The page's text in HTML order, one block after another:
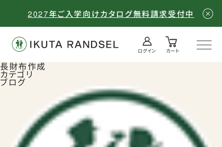
2027年ご入学向けカタログ無料請求受付中
ログイン カート
カート
長財布作成
カテゴリ
ブログ